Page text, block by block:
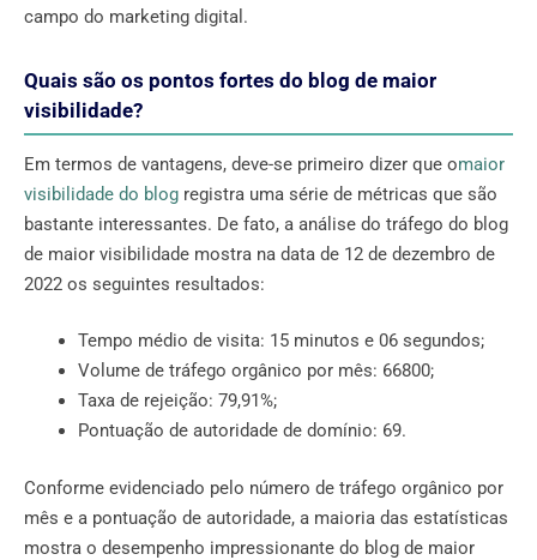
campo do marketing digital.
Quais são os pontos fortes do blog de maior
visibilidade?
Em termos de vantagens, deve-se primeiro dizer que omaior
visibilidade do blog registra uma série de métricas que são
bastante interessantes. De fato, a análise do tráfego do blog
de maior visibilidade mostra na data de 12 de dezembro de
2022 os seguintes resultados:
Tempo médio de visita: 15 minutos e 06 segundos;
Volume de tráfego orgânico por mês: 66800;
Taxa de rejeição: 79,91%;
Pontuação de autoridade de domínio: 69.
Conforme evidenciado pelo número de tráfego orgânico por
mês e a pontuação de autoridade, a maioria das estatísticas
mostra o desempenho impressionante do blog de maior